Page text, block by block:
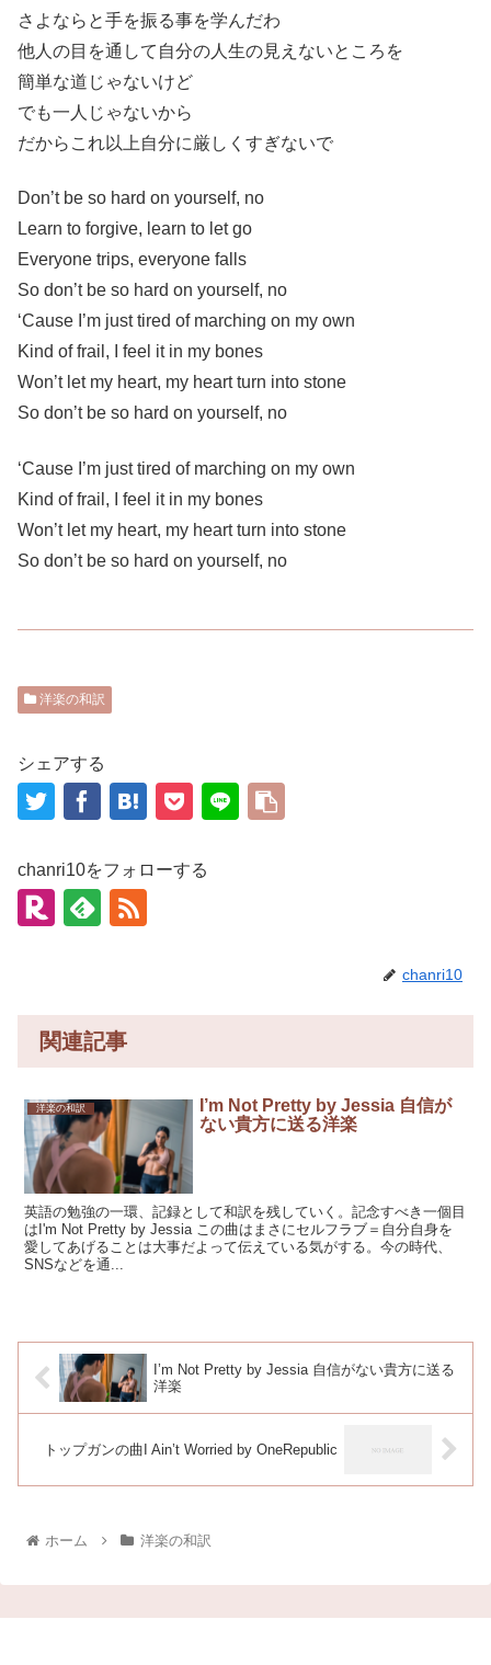
さよならと手を振る事を学んだわ
他人の目を通して自分の人生の見えないところを
簡単な道じゃないけど
でも一人じゃないから
だからこれ以上自分に厳しくすぎないで
Don’t be so hard on yourself, no
Learn to forgive, learn to let go
Everyone trips, everyone falls
So don’t be so hard on yourself, no
‘Cause I’m just tired of marching on my own
Kind of frail, I feel it in my bones
Won’t let my heart, my heart turn into stone
So don’t be so hard on yourself, no
‘Cause I’m just tired of marching on my own
Kind of frail, I feel it in my bones
Won’t let my heart, my heart turn into stone
So don’t be so hard on yourself, no
洋楽の和訳
シェアする
chanri10をフォローする
chanri10
関連記事
洋楽の和訳
I’m Not Pretty by Jessia 自信が
ない貴方に送る洋楽
英語の勉強の一環、記録として和訳を残していく。記念すべき一個目
はI'm Not Pretty by Jessia この曲はまさにセルフラブ＝自分自身を
愛してあげることは大事だよって伝えている気がする。今の時代、
SNSなどを通...
I’m Not Pretty by Jessia 自信がない貴方に送る
洋楽
トップガンの曲I Ain’t Worried by OneRepublic
ホーム 洋楽の和訳